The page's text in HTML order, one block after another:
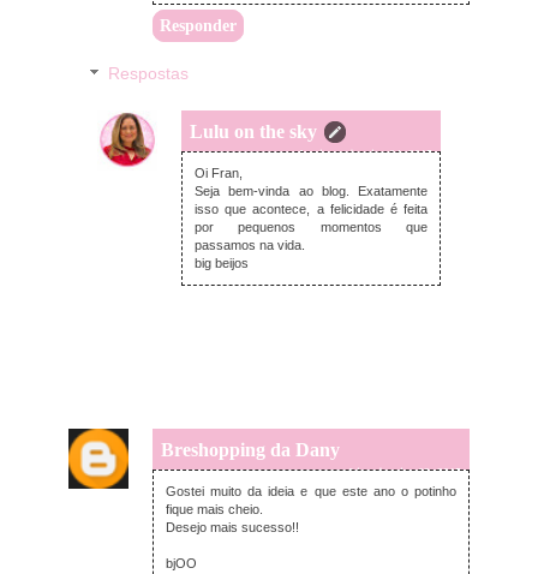
Responder
Respostas
Lulu on the sky
domingo, janeiro 04, 2015
Oi Fran,
Seja bem-vinda ao blog. Exatamente
isso que acontece, a felicidade é feita
por pequenos momentos que
passamos na vida.
big beijos
Breshopping da Dany
sexta-feira, janeiro 02, 2015
Gostei muito da ideia e que este ano o potinho
fique mais cheio.
Desejo mais sucesso!!
bjOO